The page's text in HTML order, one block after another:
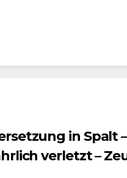
in Spalt
verletzt –